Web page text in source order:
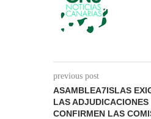
previous post
ASAMBLEA7ISLAS
LAS
CONFIRMEN LAS